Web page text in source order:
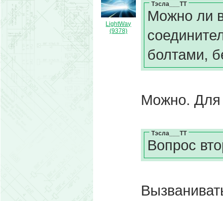
LightWay
(9378)
Тэсла___ТТ
Можно ли
болтами,
Можно. Для
Тэсла___ТТ
Вопрос